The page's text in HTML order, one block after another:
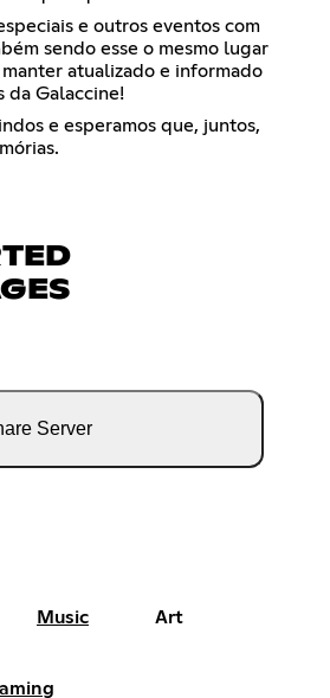
e outros eventos com
sendo esse o mesmo lugar
atualizado e informado
da Galaccine!
e esperamos que, juntos,
Server
Music Art